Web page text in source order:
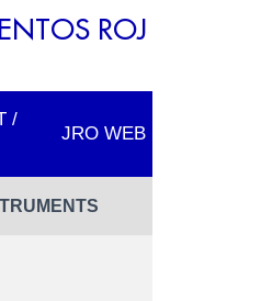
ROJ
/
JRO WEB